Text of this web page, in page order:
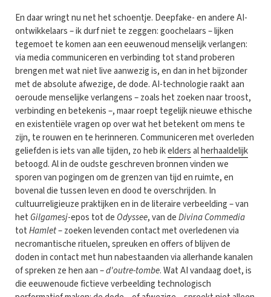
En daar wringt nu net het schoentje. Deepfake- en andere AI-
ontwikkelaars – ik durf niet te zeggen: goochelaars – lijken
tegemoet te komen aan een eeuwenoud menselijk verlangen:
via media communiceren en verbinding tot stand proberen
brengen met wat niet live aanwezig is, en dan in het bijzonder
met de absolute afwezige, de dode. AI-technologie raakt aan
oeroude menselijke verlangens – zoals het zoeken naar troost,
verbinding en betekenis –, maar roept tegelijk nieuwe ethische
en existentiële vragen op over wat het betekent om mens te
zijn, te rouwen en te herinneren. Communiceren met overleden
geliefden is iets van alle tijden, zo heb ikeldersalherhaaldelijk
betoogd. Al in de oudste geschreven bronnen vinden we
sporen van pogingen om de grenzen van tijd en ruimte, en
bovenal die tussen leven en dood te overschrijden. In
cultuurreligieuze praktijken en in de literaire verbeelding – van
hetGilgamesj-epos tot de Odyssee, van deDivina Commedia
totHamlet– zoeken levenden contact met overledenen via
necromantische rituelen, spreuken en offers of blijven de
doden in contact met hun nabestaanden via allerhande kanalen
of spreken ze hen aan –d'outre-tombe. Wat AI vandaag doet, is
die eeuwenoude fictieve verbeelding technologisch